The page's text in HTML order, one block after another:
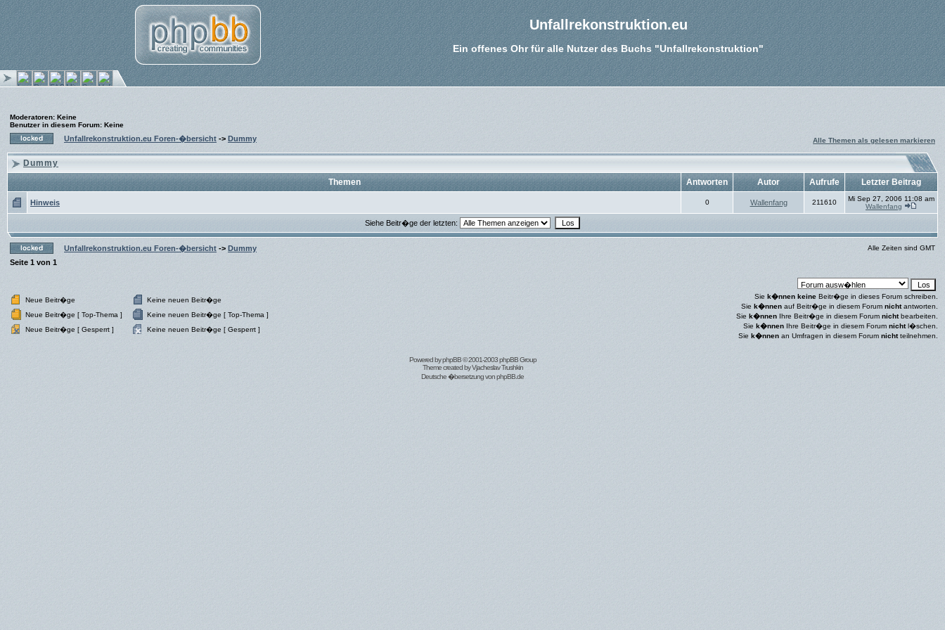
Unfallrekonstruktion.eu
Ein offenes Ohr für alle Nutzer des Buchs "Unfallrekonstruktion"
Moderatoren: Keine
Benutzer in diesem Forum: Keine
Unfallrekonstruktion.eu Foren-�bersicht -> Dummy Alle Themen als gelesen markieren
Dummy
Themen
Antworten Autor Aufrufe Letzter Beitrag
Hinweis 0 Wallenfang 211610
Mi Sep 27, 2006 11:08 am
Wallenfang
Siehe Beitr�ge der letzten:
Unfallrekonstruktion.eu Foren-�bersicht -> Dummy Alle Zeiten sind GMT
Seite 1 von 1
Neue Beitr�ge
Keine neuen Beitr�ge
Neue Beitr�ge [ Top-Thema ]
Keine neuen Beitr�ge [ Top-Thema ]
Neue Beitr�ge [ Gesperrt ]
Keine neuen Beitr�ge [ Gesperrt ]
Sie k�nnen keine Beitr�ge in dieses Forum schreiben.
Sie k�nnen auf Beitr�ge in diesem Forum nichtantworten.
Sie k�nnen Ihre Beitr�ge in diesem Forum nichtbearbeiten.
Sie k�nnen Ihre Beitr�ge in diesem Forum nichtl�schen.
Sie k�nnen an Umfragen in diesem Forum nichtteilnehmen.
Powered byphpBB© 2001-2003 phpBB Group
Theme created byVjacheslav Trushkin
Deutsche �bersetzung vonphpBB.de